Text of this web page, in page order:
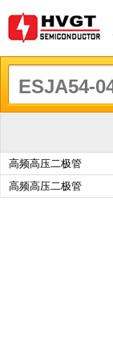
高频高压二极管
高频高压二极管